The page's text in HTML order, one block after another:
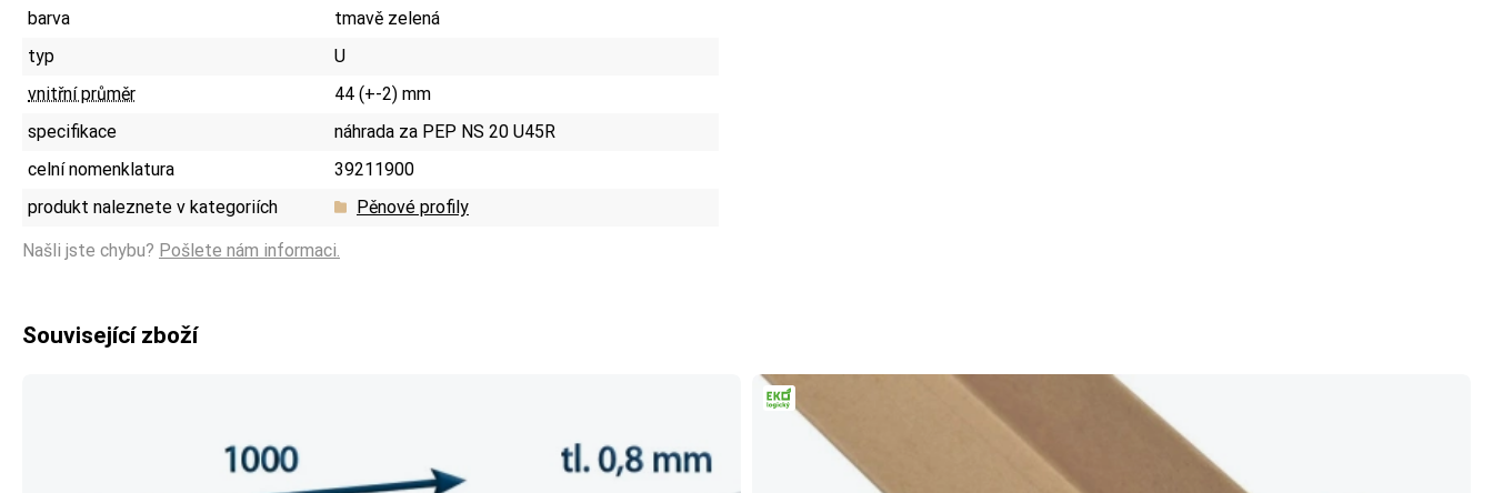
barva
tmavě zelená
typ
U
vnitřní průměr
44 (+-2) mm
specifikace
náhrada za PEP NS 20 U45R
celní nomenklatura
39211900
produkt naleznete v kategoriích
Pěnové profily
Našli jste chybu? Pošlete nám informaci.
Související zboží